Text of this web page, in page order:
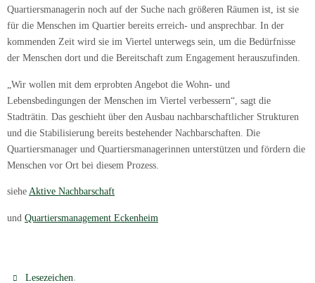
Quartiersmanagerin noch auf der Suche nach größeren Räumen ist, ist sie
für die Menschen im Quartier bereits erreich- und ansprechbar. In der
kommenden Zeit wird sie im Viertel unterwegs sein, um die Bedürfnisse
der Menschen dort und die Bereitschaft zum Engagement herauszufinden.
„Wir wollen mit dem erprobten Angebot die Wohn- und
Lebensbedingungen der Menschen im Viertel verbessern“, sagt die
Stadträtin. Das geschieht über den Ausbau nachbarschaftlicher Strukturen
und die Stabilisierung bereits bestehender Nachbarschaften. Die
Quartiersmanager und Quartiersmanagerinnen unterstützen und fördern die
Menschen vor Ort bei diesem Prozess.
siehe Aktive Nachbarschaft
und Quartiersmanagement Eckenheim
Lesezeichen.